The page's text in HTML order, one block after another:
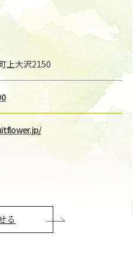
上大沢2150
る